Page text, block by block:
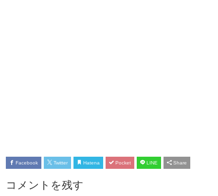
Facebook Twitter Hatena Pocket LINE Share
コメントを残す